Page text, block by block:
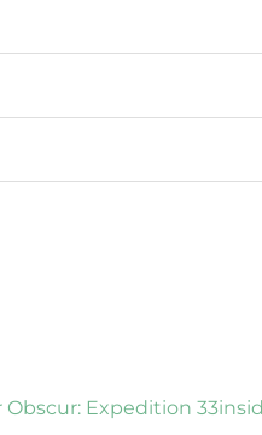
Obscur: Expedition 33